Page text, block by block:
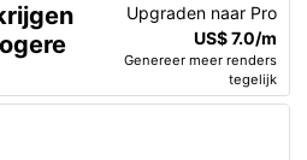
Upgraden naar Pro
US$ 7.0/m
Genereer meer renders
tegelijk